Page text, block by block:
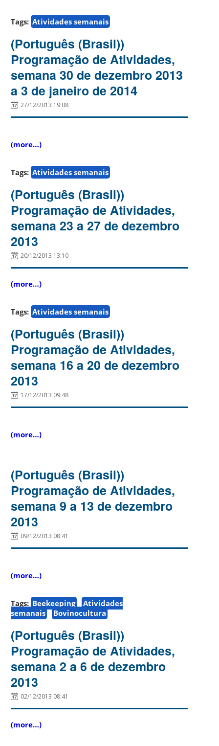
Tags: Atividades semanais
(Português (Brasil))
Programação de Atividades,
semana 30 de dezembro 2013
a 3 de janeiro de 2014
27/12/2013 19:08
(more…)
Tags: Atividades semanais
(Português (Brasil))
Programação de Atividades,
semana 23 a 27 de dezembro
2013
20/12/2013 13:10
(more…)
Tags: Atividades semanais
(Português (Brasil))
Programação de Atividades,
semana 16 a 20 de dezembro
2013
17/12/2013 09:48
(more…)
(Português (Brasil))
Programação de Atividades,
semana 9 a 13 de dezembro
2013
09/12/2013 08:41
(more…)
Tags: Beekeeping
Atividades
semanais
Bovinocultura
(Português (Brasil))
Programação de Atividades,
semana 2 a 6 de dezembro
2013
02/12/2013 08:41
(more…)